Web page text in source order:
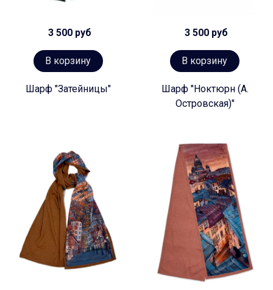
3 500 руб
В корзину
Шарф "Затейницы"
3 500 руб
В корзину
Шарф "Ноктюрн (А.
Островская)"